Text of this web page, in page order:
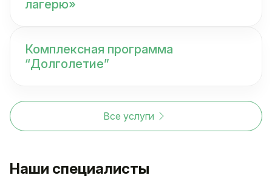
лагерю»
Комплексная программа
“Долголетие”
Все услуги
Наши специалисты